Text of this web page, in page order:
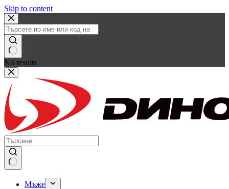
Skip to content
No results
Мъже